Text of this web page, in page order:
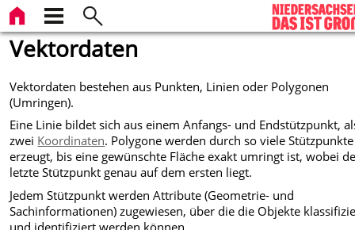
Vektordaten
Vektordaten bestehen aus Punkten, Linien oder Polygonen
(Umringen).
Eine Linie bildet sich aus einem Anfangs- und Endstützpunkt,
zwei Koordinaten. Polygone werden durch so viele Stützpunkte
erzeugt, bis eine gewünschte Fläche exakt umringt ist, wobei
letzte Stützpunkt genau auf dem ersten liegt.
Jedem Stützpunkt werden Attribute (Geometrie- und
Sachinformationen) zugewiesen, über die die Objekte
und identifiziert werden können.